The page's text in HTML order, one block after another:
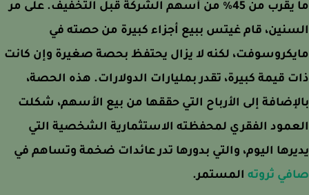
ما يقرب من 45% من أسهم الشركة قبل التخفيف. على مر
قام غيتس ببيع أجزاء كبيرة من حصته في
لكنه لا يزال يحتفظ بحصة صغيرة وإن كانت
قيمة كبيرة، تقدر بمليارات الدولارات. هذه الحصة،
إلى الأرباح التي حققها من بيع الأسهم، شكلت
الفقري لمحفظته الاستثمارية الشخصية التي
اليوم، والتي بدورها تدر عائدات ضخمة وتساهم في
ثروتهالمستمر.